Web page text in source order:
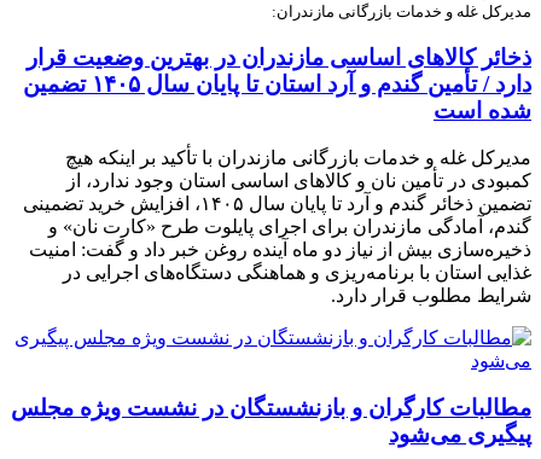
مدیرکل غله و خدمات بازرگانی مازندران:
ذخائر کالاهای اساسی مازندران در بهترین وضعیت قرار
دارد / تأمین گندم و آرد استان تا پایان سال ۱۴۰۵ تضمین
شده است
مدیرکل غله و خدمات بازرگانی مازندران با تأکید بر اینکه هیچ
کمبودی در تأمین نان و کالاهای اساسی استان وجود ندارد، از
تضمین ذخائر گندم و آرد تا پایان سال ۱۴۰۵، افزایش خرید تضمینی
گندم، آمادگی مازندران برای اجرای پایلوت طرح «کارت نان» و
ذخیره‌سازی بیش از نیاز دو ماه آینده روغن خبر داد و گفت: امنیت
غذایی استان با برنامه‌ریزی و هماهنگی دستگاه‌های اجرایی در
شرایط مطلوب قرار دارد.
مطالبات کارگران و بازنشستگان در نشست ویژه مجلس
پیگیری می‌شود